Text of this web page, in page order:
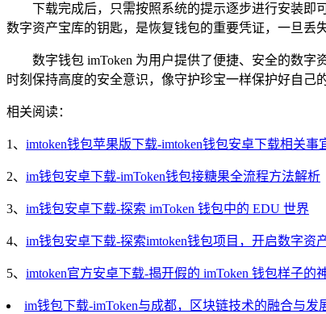
下载完成后，只需按照系统的提示逐步进行安装即
数字资产宝库的钥匙，是恢复钱包的重要凭证，一旦丢
数字钱包 imToken 为用户提供了便捷、安全的数
时刻保持高度的安全意识，像守护珍宝一样保护好自己
相关阅读：
1、 imtoken钱包苹果版下载-imtoken钱包安卓下载相关事
2、 im钱包安卓下载-imToken钱包接糖果全流程方法解析
3、 im钱包安卓下载-探索 imToken 钱包中的 EDU 世界
4、 im钱包安卓下载-探索imtoken钱包项目，开启数字资
5、 imtoken官方安卓下载-揭开假的 imToken 钱包样子的
im钱包下载-imToken与成都，区块链技术的融合与发